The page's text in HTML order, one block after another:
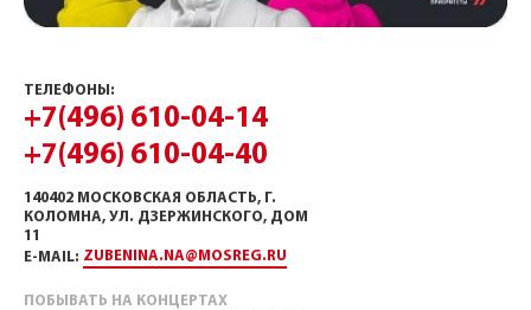
ТЕЛЕФОНЫ:
+7(496) 610-04-14
+7(496) 610-04-40
140402 МОСКОВСКАЯ ОБЛАСТЬ, Г.
КОЛОМНА, УЛ. ДЗЕРЖИНСКОГО, ДОМ
11
E-MAIL: ZUBENINA.NA@MOSREG.RU
ПОБЫВАТЬ НА КОНЦЕРТАХ